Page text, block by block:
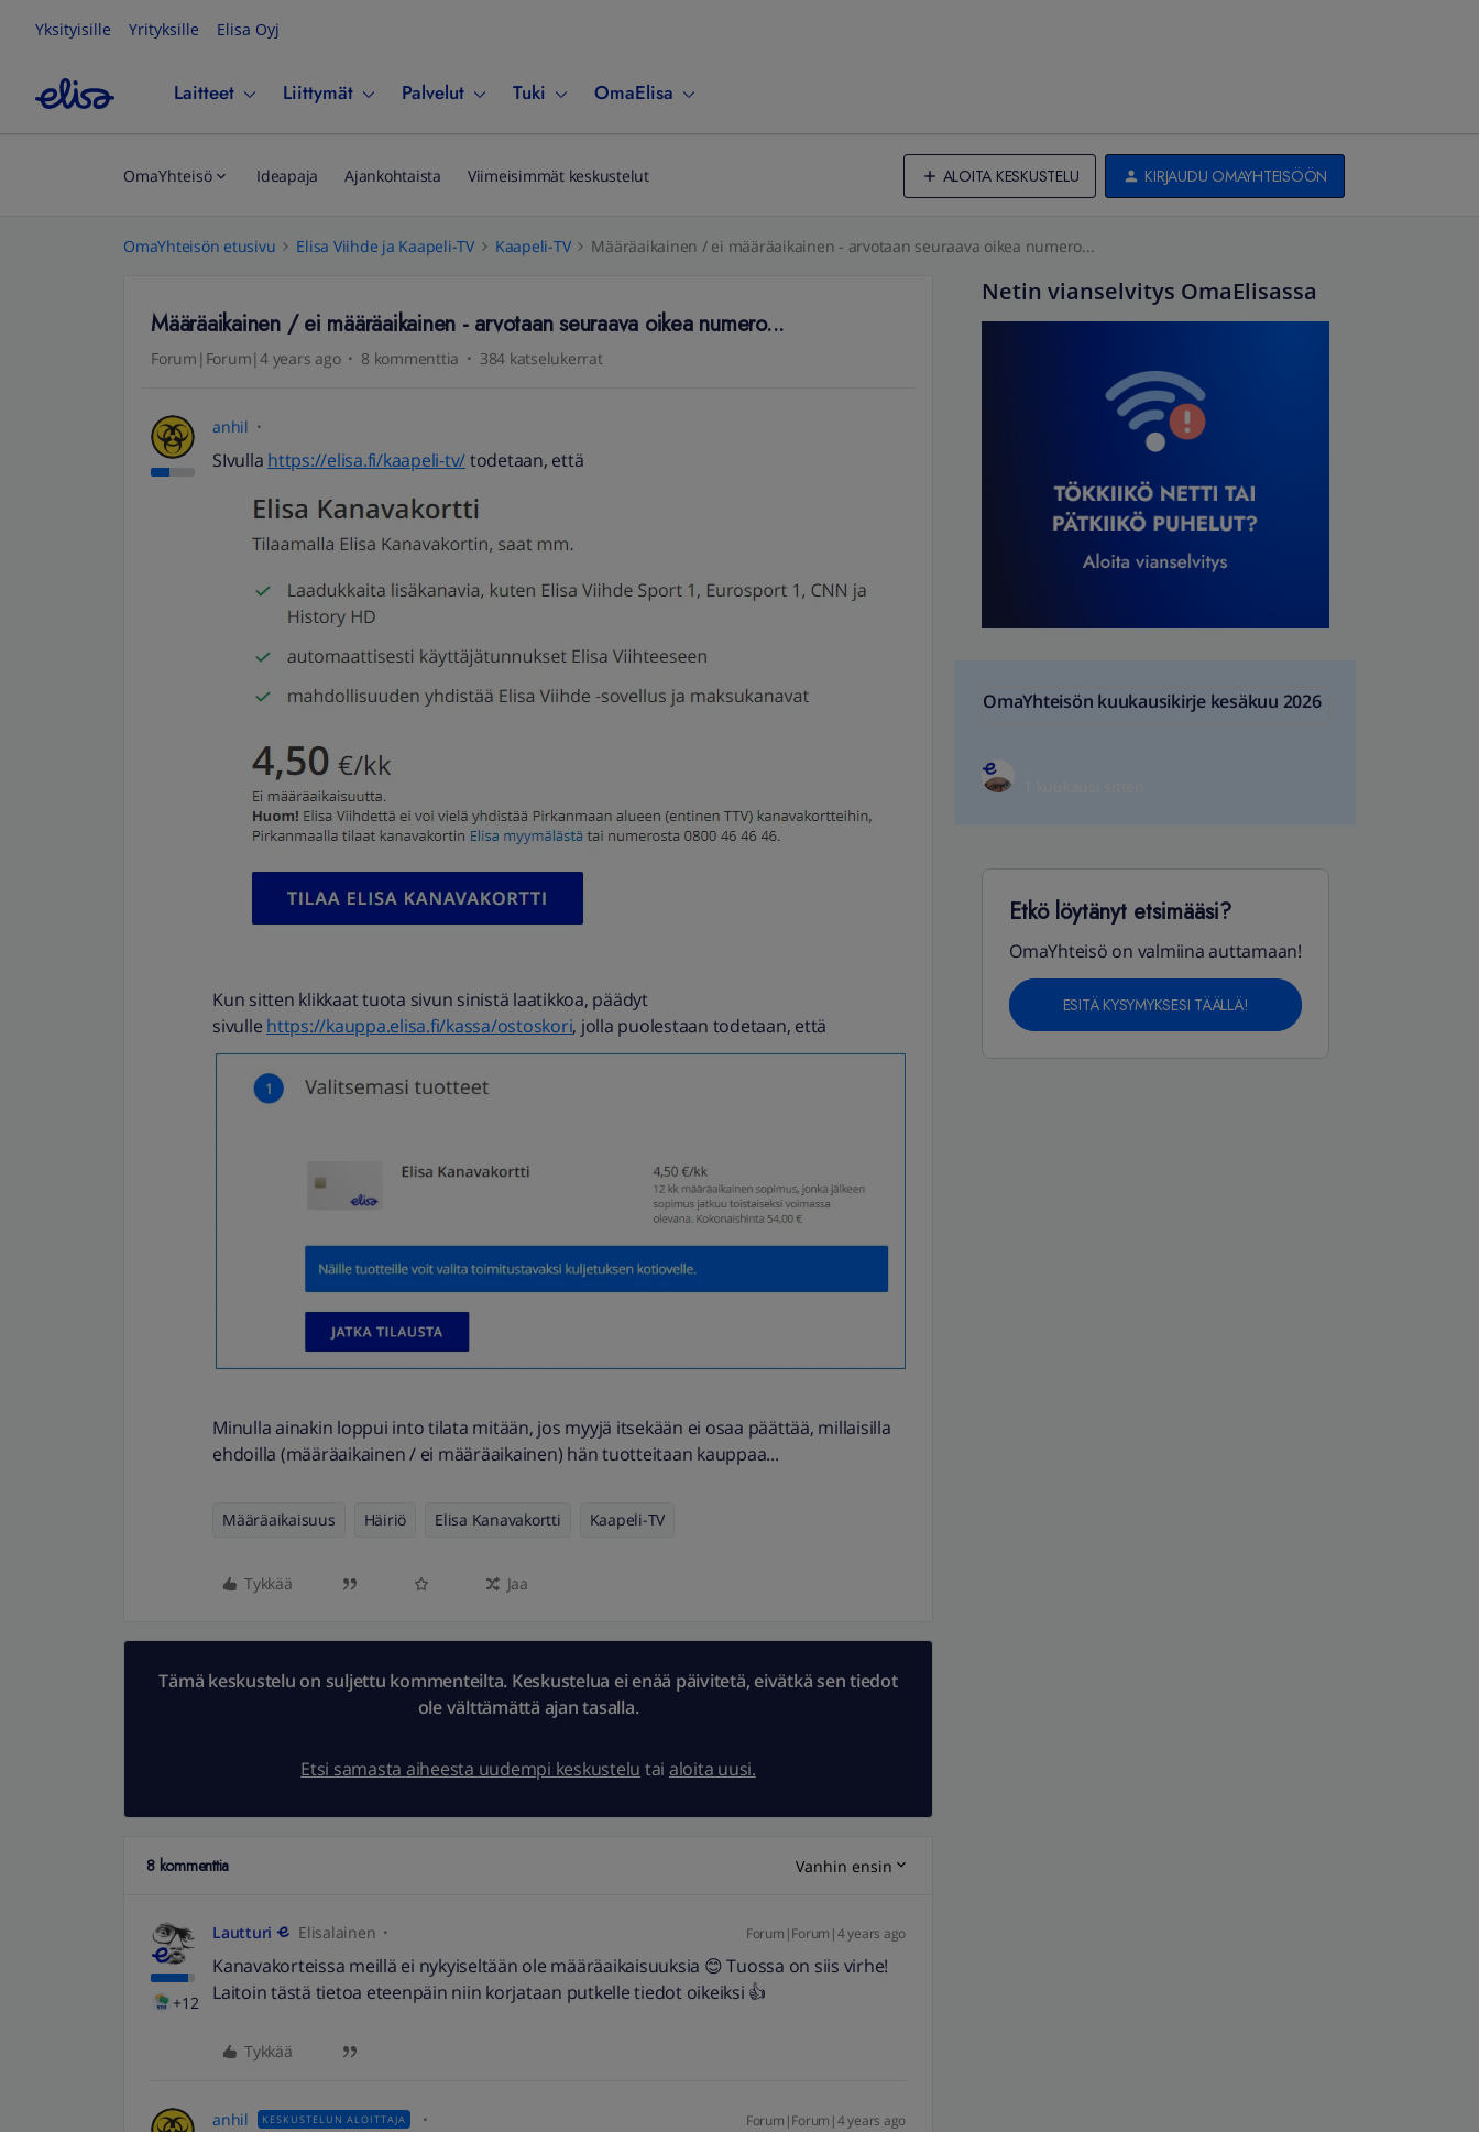
Yksityisille Yrityksille Elisa Oyj
Laitteet Liittymät Palvelut Tuki OmaElisa
OmaYhteisö Ideapaja Ajankohtaista Viimeisimmät keskustelut ALOITA KESKUSTELU KIRJAUDU OMAYHTEISÖÖN
OmaYhteisön etusivu Elisa Viihde ja Kaapeli-TV Kaapeli-TV Määräaikainen / ei määräaikainen - arvotaan seuraava oikea numero...
Määräaikainen / ei määräaikainen - arvotaan seuraava oikea numero...
Forum|Forum|4 years ago 8 kommenttia 384 katselukerrat
anhil
SIvulla https://elisa.fi/kaapeli-tv/todetaan, että
Kun sitten klikkaat tuota sivun sinistä laatikkoa, päädyt
sivulle https://kauppa.elisa.fi/kassa/ostoskori, jolla puolestaan todetaan, että
Minulla ainakin loppui into tilata mitään, jos myyjä itsekään ei osaa päättää, millaisilla
ehdoilla (määräaikainen / ei määräaikainen) hän tuotteitaan kauppaa...
Määräaikaisuus Häiriö Elisa Kanavakortti Kaapeli-TV
Tykkää Jaa
Tämä keskustelu on suljettu kommenteilta. Keskustelua ei enää päivitetä, eivätkä sen tiedot
ole välttämättä ajan tasalla.
Etsi samasta aiheesta uudempi keskustelu tai aloita uusi.
8 kommenttia Vanhin ensin
+12
Lautturi Elisalainen Forum|Forum|4 years ago
Kanavakorteissa meillä ei nykyiseltään ole määräaikaisuuksia 😊 Tuossa on siis virhe!
Laitoin tästä tietoa eteenpäin niin korjataan putkelle tiedot oikeiksi 👍
Tykkää
anhil KESKUSTELUN ALOITTAJA Forum|Forum|4 years ago
Netin vianselvitys OmaElisassa
OmaYhteisön kuukausikirje kesäkuu 2026
Etkö löytänyt etsimääsi?
OmaYhteisö on valmiina auttamaan!
ESITÄ KYSYMYKSESI TÄÄLLÄ!